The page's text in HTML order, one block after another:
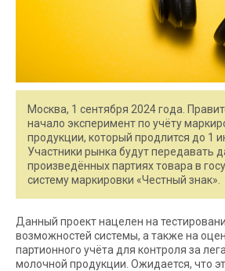
Москва, 1 сентября 2024 года.
начало эксперимент по учёту
продукции, который продлится до 1
Участники рынка будут передавать
произведённых партиях товара в
систему маркировки «Честный знак».
Данный проект нацелен на
возможностей системы, а также на
партионного учёта для контроля за
молочной продукции. Ожидается, что